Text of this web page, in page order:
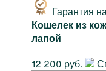
Гарантия
Кошелек из
лапой
12 200 руб.